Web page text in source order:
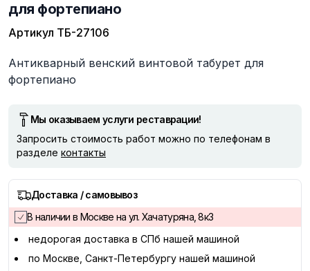
для фортепиано
Артикул ТБ-27106
Описание
Антикварный венский винтовой табурет для
фортепиано
Мы оказываем услуги реставрации!
Запросить стоимость работ можно по телефонам в
разделе контакты
Доставка / самовывоз
В наличии в Москве на ул. Хачатуряна, 8к3
недорогая доставка в СПб нашей машиной
по Москве, Санкт-Петербургу нашей машиной